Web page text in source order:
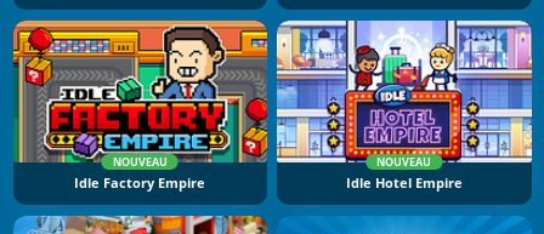
NOUVEAU
Idle Factory Empire
NOUVEAU
Idle Hotel Empire